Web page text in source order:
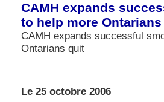
CAMH expands
to help more
CAMH expands successful
Ontarians quit
Le 25 octobre 2006